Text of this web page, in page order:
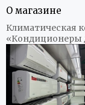
О магазине
Климатическая
«Кондиционеры